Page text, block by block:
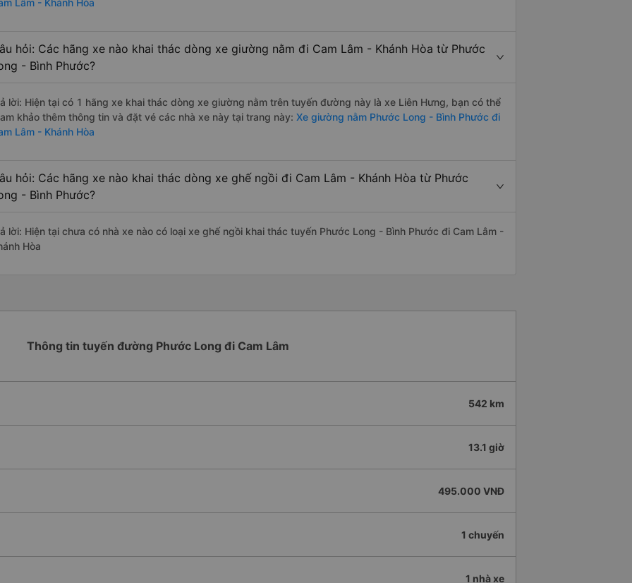
Lâm - Khánh Hòa
hỏi: Các hãng xe nào khai thác dòng xe giường nằm đi Cam Lâm - Khánh Hòa từ Phước
- Bình Phước?
lời: Hiện tại có 1 hãng xe khai thác dòng xe giường nằm trên tuyến đường này là xe Liên Hưng, bạn có thể
khảo thêm thông tin và đặt vé các nhà xe này tại trang này: Xe giường nằm Phước Long - Bình Phước đi
Lâm - Khánh Hòa
hỏi: Các hãng xe nào khai thác dòng xe ghế ngồi đi Cam Lâm - Khánh Hòa từ Phước
- Bình Phước?
lời: Hiện tại chưa có nhà xe nào có loại xe ghế ngồi khai thác tuyến Phước Long - Bình Phước đi Cam Lâm -
Hòa
Thông tin tuyến đường Phước Long đi Cam Lâm
542 km
13.1 giờ
495.000 VNĐ
1 chuyến
1 nhà xe